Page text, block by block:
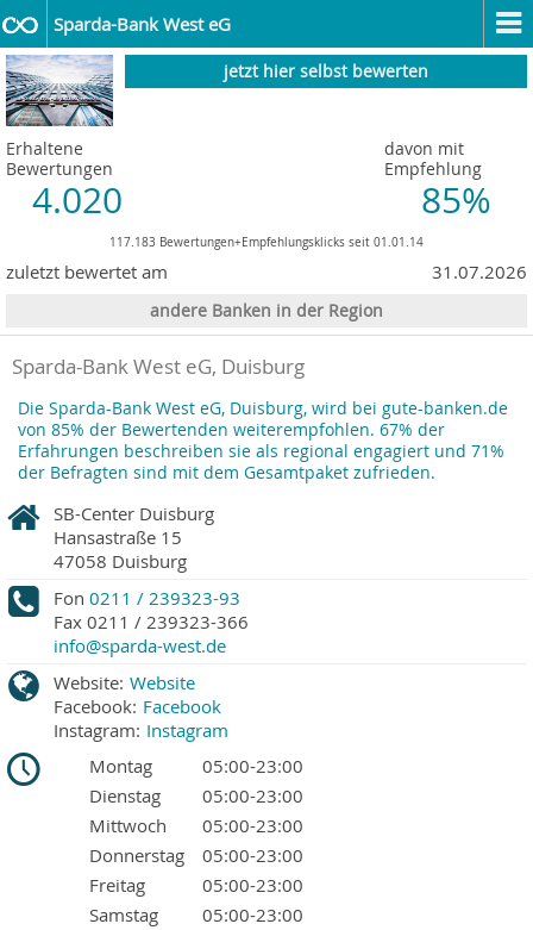
Sparda-Bank West eG
jetzt hier selbst bewerten
Erhaltene
Bewertungen
4.020
davon mit
Empfehlung
85%
117.183 Bewertungen+Empfehlungsklicks seit 01.01.14
zuletzt bewertet am 31.07.2026
andere Banken in der Region
Sparda-Bank West eG, Duisburg
Die Sparda-Bank West eG, Duisburg, wird bei gute-banken.de
von 85% der Bewertenden weiterempfohlen. 67% der
Erfahrungen beschreiben sie als regional engagiert und 71%
der Befragten sind mit dem Gesamtpaket zufrieden.
SB-Center Duisburg
Hansastraße 15
47058 Duisburg
Fon 0211 / 239323-93
Fax 0211 / 239323-366
info@sparda-west.de
Website: Website
Facebook: Facebook
Instagram: Instagram
Montag
05:00-23:00
Dienstag
05:00-23:00
Mittwoch
05:00-23:00
Donnerstag
05:00-23:00
Freitag
05:00-23:00
Samstag
05:00-23:00